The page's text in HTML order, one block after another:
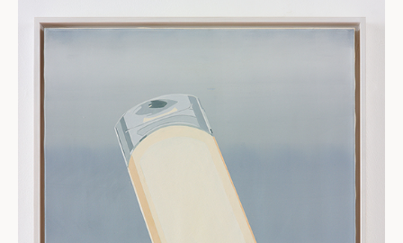
הציורים הזו, שהוצגה בתערוכת היחיד של האמן בגלריה
דביר בתל אביב ושנוצרה בידי אמנים עלומי-שם מסדנת
האמנות מנסודאה, פורשת שלא במודע מבחר מייצג של עולם
הדימויים והסגנונות הציוריים בצפון קוריאה – מהייצוג
הפלסטי-נוסטלגי של שנות ה-50 המוקדמות, דרך הגרפיות
של כרזות הענק עם פני המנהיגים, ועד ההיפר-ריאליזם
הנפוץ בה כיום – מבחר המשרטט את יחסה יוצא הדופן של
האומה הקומוניסטית הזו לתוצרים תעשייתיים, וזאת מתוך
בידודה המתמשך מכוחות השוק הגלובליים.